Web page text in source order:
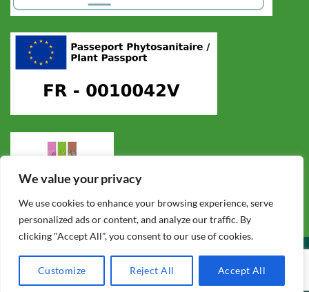
We value your privacy
We use cookies to enhance your browsing experience, serve
personalized ads or content, and analyze our traffic. By
clicking "Accept All", you consent to our use of cookies.
Customize Reject All Accept All
Copyright 2026 ©Cycadales